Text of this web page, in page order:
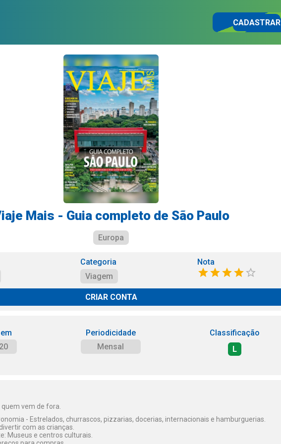
CADASTRAR
Mais - Guia completo de São Paulo
Europa
Categoria
Viagem
Nota
CRIAR CONTA
Periodicidade
Mensal
Classificação
L
vem de fora.
- Estrelados, churrascos, pizzarias, docerias, internacionais e hamburguerias.
com as crianças.
Museus e centros culturais.